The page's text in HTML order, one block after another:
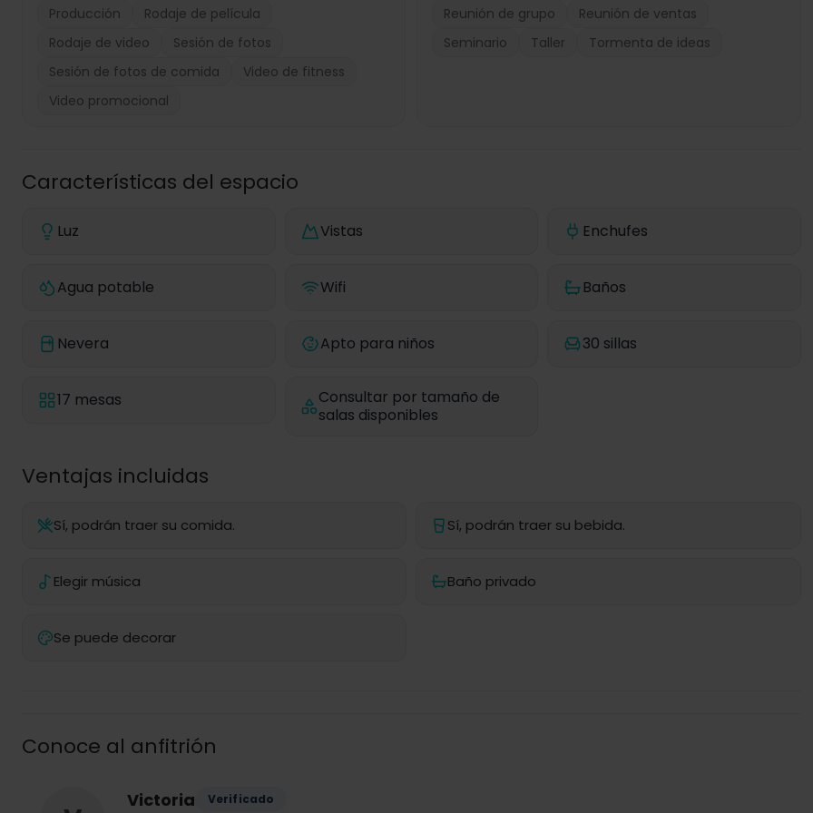
Producción
Rodaje de película
Rodaje de video
Sesión de fotos
Sesión de fotos de comida
Video de fitness
Video promocional
Reunión de grupo
Reunión de ventas
Seminario
Taller Tormenta de ideas
Características del espacio
Luz Vistas Enchufes
Agua potable Wifi Baños
Nevera Apto para niños 30 sillas
17 mesas
Consultar por tamaño de
salas disponibles
Ventajas incluidas
Sí, podrán traer su comida. Sí, podrán traer su bebida.
Elegir música Baño privado
Se puede decorar
Conoce al anfitrión
Victoria Verificado